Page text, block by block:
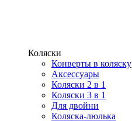
Коляски
Конверты в коляску
Аксессуары
Коляски 2 в 1
Коляски 3 в 1
Для двойни
Коляска-люлька